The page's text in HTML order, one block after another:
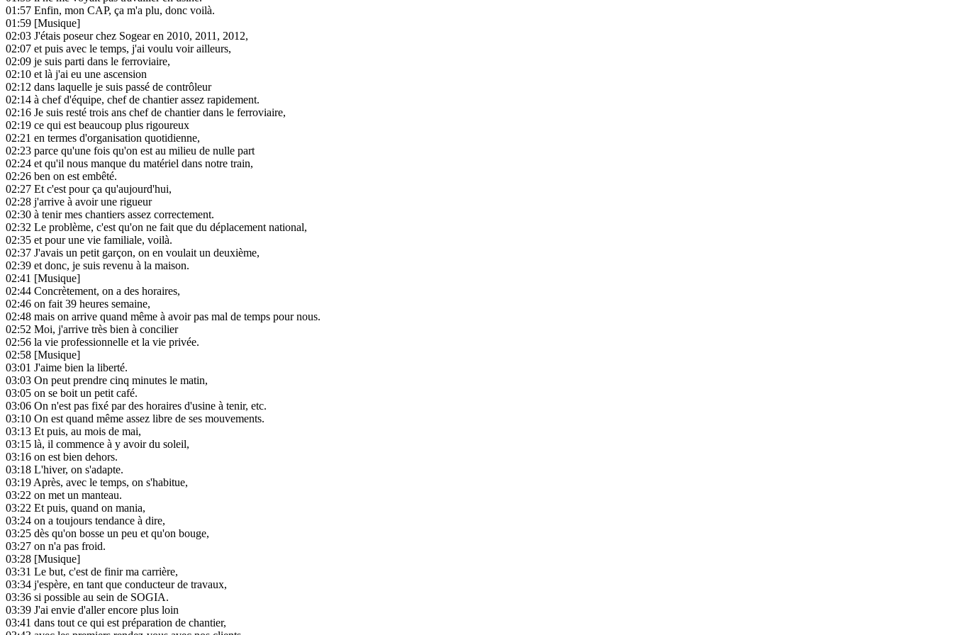
01:57 Enfin, mon CAP, ça m'a plu, donc voilà.
01:59 [Musique]
02:03 J'étais poseur chez Sogear en 2010, 2011, 2012,
02:07 et puis avec le temps, j'ai voulu voir ailleurs,
02:09 je suis parti dans le ferroviaire,
02:10 et là j'ai eu une ascension
02:12 dans laquelle je suis passé de contrôleur
02:14 à chef d'équipe, chef de chantier assez rapidement.
02:16 Je suis resté trois ans chef de chantier dans le ferroviaire,
02:19 ce qui est beaucoup plus rigoureux
02:21 en termes d'organisation quotidienne,
02:23 parce qu'une fois qu'on est au milieu de nulle part
02:24 et qu'il nous manque du matériel dans notre train,
02:26 ben on est embêté.
02:27 Et c'est pour ça qu'aujourd'hui,
02:28 j'arrive à avoir une rigueur
02:30 à tenir mes chantiers assez correctement.
02:32 Le problème, c'est qu'on ne fait que du déplacement national,
02:35 et pour une vie familiale, voilà.
02:37 J'avais un petit garçon, on en voulait un deuxième,
02:39 et donc, je suis revenu à la maison.
02:41 [Musique]
02:44 Concrètement, on a des horaires,
02:46 on fait 39 heures semaine,
02:48 mais on arrive quand même à avoir pas mal de temps pour nous.
02:52 Moi, j'arrive très bien à concilier
02:56 la vie professionnelle et la vie privée.
02:58 [Musique]
03:01 J'aime bien la liberté.
03:03 On peut prendre cinq minutes le matin,
03:05 on se boit un petit café.
03:06 On n'est pas fixé par des horaires d'usine à tenir, etc.
03:10 On est quand même assez libre de ses mouvements.
03:13 Et puis, au mois de mai,
03:15 là, il commence à y avoir du soleil,
03:16 on est bien dehors.
03:18 L'hiver, on s'adapte.
03:19Après, avec le temps, on s'habitue,
03:22 on met un manteau.
03:22 Et puis, quand on mania,
03:24 on a toujours tendance à dire,
03:25 dès qu'on bosse un peu et qu'on bouge,
03:27 on n'a pas froid.
03:28 [Musique]
03:31 Le but, c'est de finir ma carrière,
03:34 j'espère, en tant que conducteur de travaux,
03:36 si possible au sein de SOGIA.
03:39 J'ai envie d'aller encore plus loin
03:41 dans tout ce qui est préparation de chantier,